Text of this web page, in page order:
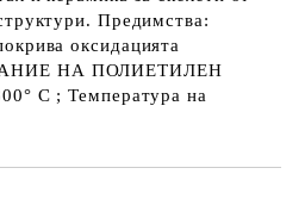
Предимства:
оксидацията
НА ПОЛИЕТИЛЕН
C ; Температура на